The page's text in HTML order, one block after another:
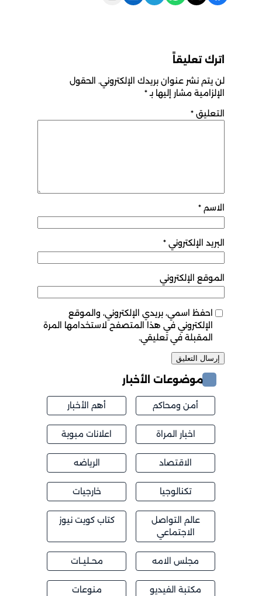
اترك تعليقاً
لن يتم نشر عنوان بريدك الإلكتروني. الحقول
الإلزامية مشار إليها بـ*
التعليق *
الاسم *
البريد الإلكتروني *
الموقع الإلكتروني
احفظ اسمي، بريدي الإلكتروني، والموقع
الإلكتروني في هذا المتصفح لاستخدامها المرة
المقبلة في تعليقي.
موضوعات الأخبار
أمن ومحاكم أهم الأخبار
اخبار المراة اعلانات مبوبة
الاقتصاد الرياضه
تكنالوجيا خارجيات
عالم التواصل
الاجتماعي
كتاب كويت نيوز
مجلس الامه محــليــات
مكتبة الفيديو منوعات